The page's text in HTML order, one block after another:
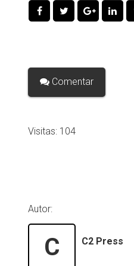
Comentar
Visitas: 104
Autor:
C C2 Press